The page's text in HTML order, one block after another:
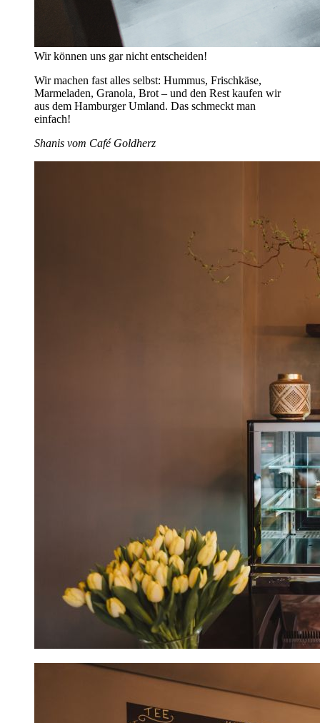
Wir können uns gar nicht entscheiden!
Wir machen fast alles selbst: Hummus, Frischkäse,
Marmeladen, Granola, Brot – und den Rest kaufen wir
aus dem Hamburger Umland. Das schmeckt man
einfach!
Shanis vom Café Goldherz